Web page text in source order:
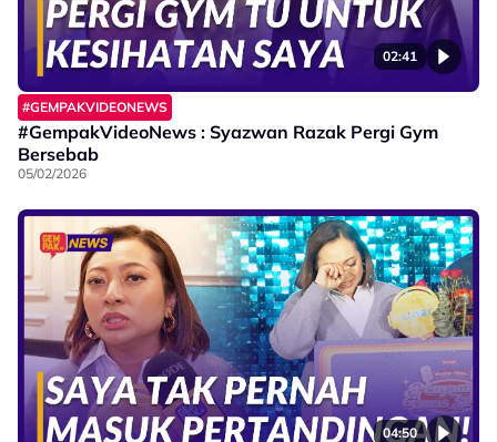
02:41
#GEMPAKVIDEONEWS
#GempakVideoNews : Syazwan Razak Pergi Gym
Bersebab
05/02/2026
04:50